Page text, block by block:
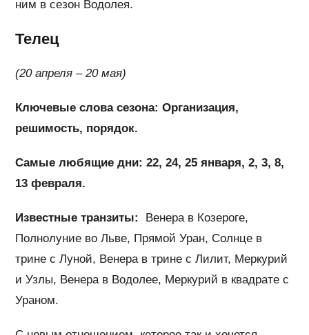
ним в сезон Водолея.
Телец
(20 апреля – 20 мая)
Ключевые слова сезона: Организация,
решимость, порядок.
Самые любящие дни: 22, 24, 25 января, 2, 3, 8,
13 февраля.
Известные транзиты:
Венера в Козероге,
Полнолуние во Льве, Прямой Уран, Солнце в
трине с Луной, Венера в трине с Лилит, Меркурий
и Узлы, Венера в Водолее, Меркурий в квадрате с
Ураном.